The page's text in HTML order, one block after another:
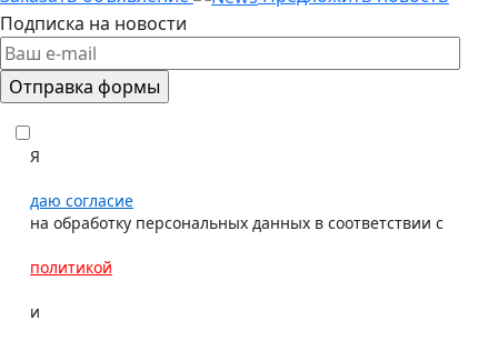
Подписка на новости
Я
даю согласие
на обработку персональных данных в соответствии с
политикой
и